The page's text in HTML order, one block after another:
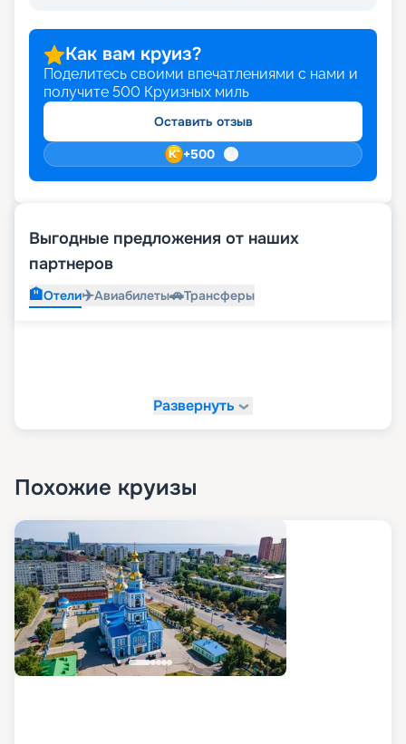
Как вам круиз?
Поделитесь своими впечатлениями с нами и
получите 500 Круизных миль
Оставить отзыв
+500
Выгодные предложения от наших
партнеров
🏨Отели✈️Авиабилеты🚗Трансферы
Развернуть
Похожие круизы